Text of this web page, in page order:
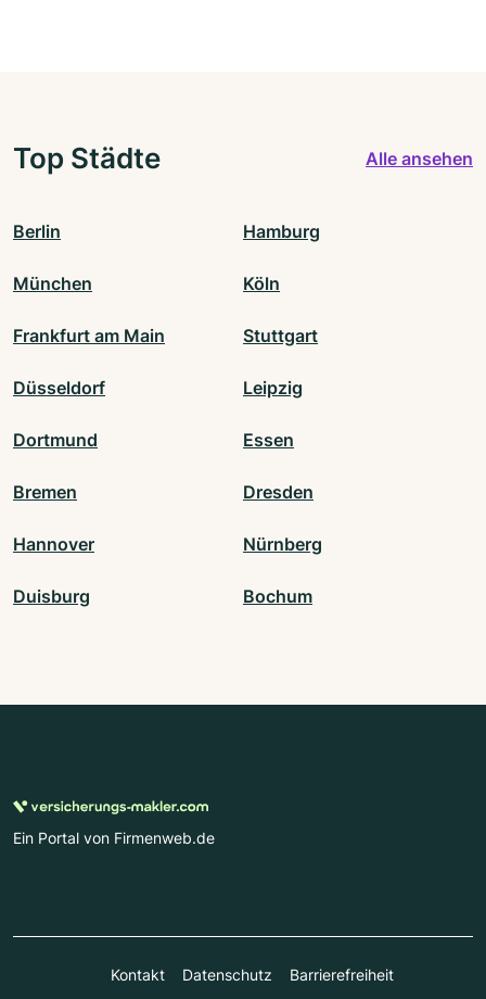
Top Städte Alle ansehen
Berlin Hamburg
München Köln
Frankfurt am Main Stuttgart
Düsseldorf Leipzig
Dortmund Essen
Bremen Dresden
Hannover Nürnberg
Duisburg Bochum
Ein Portal von Firmenweb.de
Kontakt Datenschutz
Barrierefreiheit